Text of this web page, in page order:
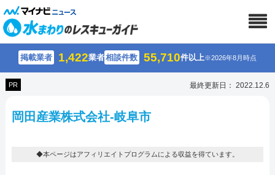
掲載業者 1,422業者相談件数 55,710件以上※2026年8月時点
PR 最終更新日： 2022.12.6
岡田産業株式会社-岐阜市
◆本ページはアフィリエイトプログラムによる収益を得ています。